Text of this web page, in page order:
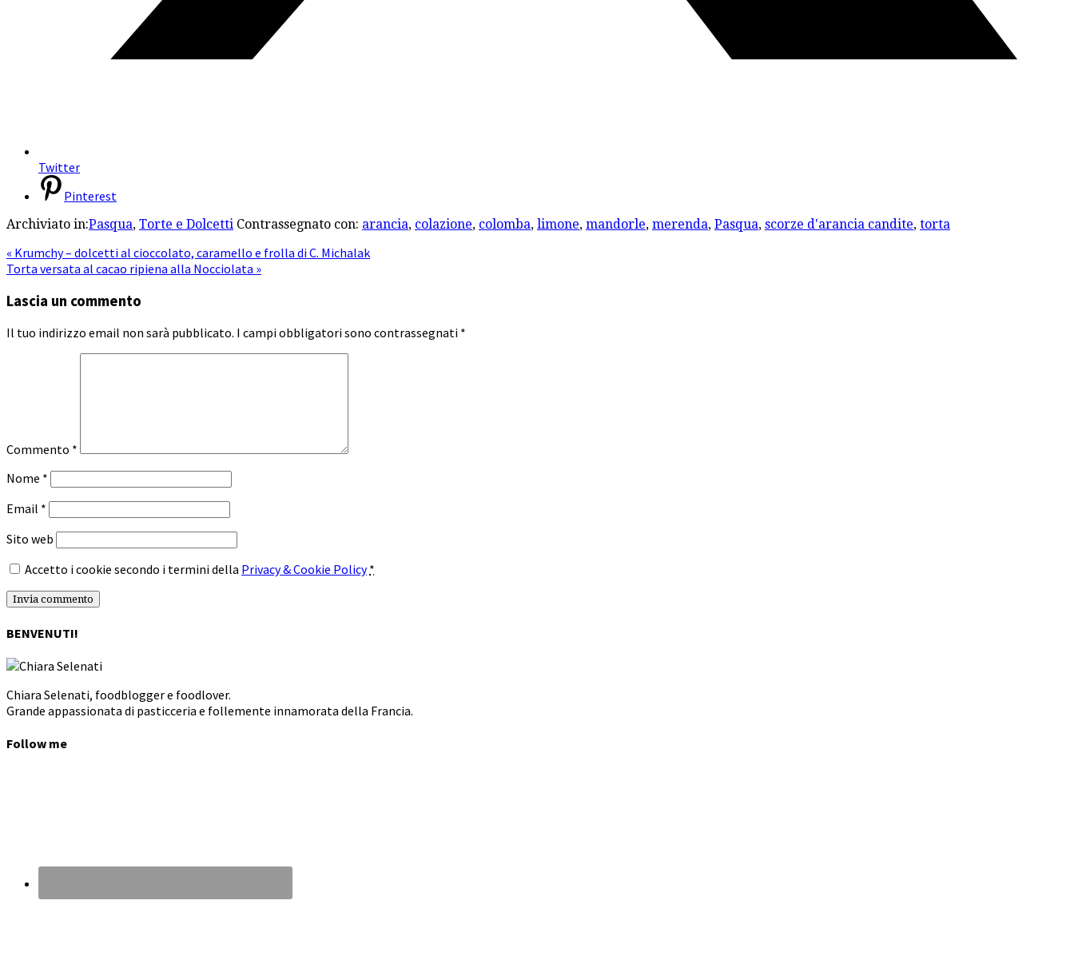
Twitter
Pinterest
Archiviato in:Pasqua, Torte e Dolcetti Contrassegnato con: arancia, colazione, colomba, limone, mandorle, merenda, Pasqua, scorze d'arancia candite, torta
« Krumchy – dolcetti al cioccolato, caramello e frolla di C. Michalak
Torta versata al cacao ripiena alla Nocciolata »
Lascia un commento
Il tuo indirizzo email non sarà pubblicato. I campi obbligatori sono contrassegnati *
Commento *
Nome *
Email *
Sito web
Accetto i cookie secondo i termini della Privacy & Cookie Policy *
BENVENUTI!
Chiara Selenati, foodblogger e foodlover.
Grande appassionata di pasticceria e follemente innamorata della Francia.
Follow me